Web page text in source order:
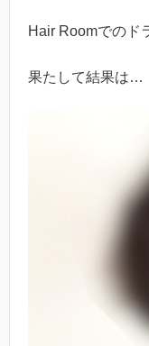
Hair Roomでのド
果たして結果は…